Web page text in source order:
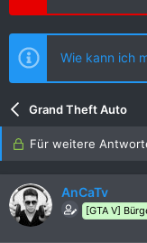
Wie kann ich
Grand Theft Auto
Für weitere
AnCaTv
[GTA V]